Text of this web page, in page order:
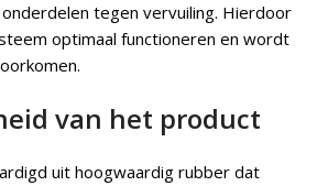
tegen vervuiling. Hierdoor
optimaal functioneren en wordt
van het product
uit hoogwaardig rubber dat